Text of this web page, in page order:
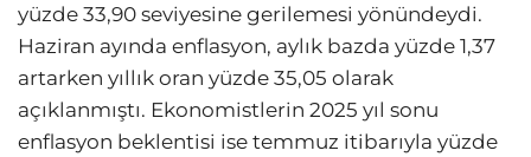
yüzde 33,90 seviyesine gerilemesi yönündeydi.
Haziran ayında enflasyon, aylık bazda yüzde 1,37
artarken yıllık oran yüzde 35,05 olarak
açıklanmıştı. Ekonomistlerin 2025 yıl sonu
enflasyon beklentisi ise temmuz itibarıyla yüzde